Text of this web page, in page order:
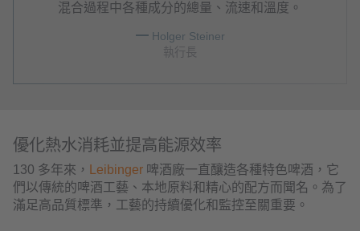
混合過程中各種成分的總量、流速和溫度。
Holger Steiner
執行長
優化熱水消耗並提高能源效率
130 多年來， Leibinger 啤酒廠一直釀造各種特色啤酒，它
們以傳統的啤酒工藝、本地原料和精心的配方而聞名。為了
滿足高品質標準，工藝的持續優化和監控至關重要。